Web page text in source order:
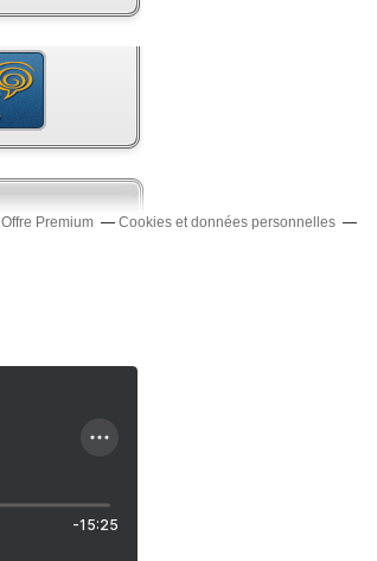
Offre Premium
Cookies et données personnelles
-15:25